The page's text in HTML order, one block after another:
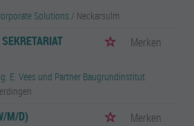
Solutions / Neckarsulm
Merken
E. Vees und Partner Baugrundinstitut
M/D) Merken